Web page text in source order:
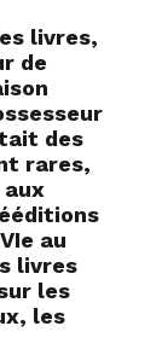
livres,
de
des
rares,
au
livres
les
les